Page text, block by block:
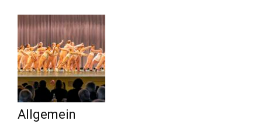
Allgemein